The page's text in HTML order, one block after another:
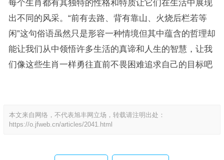
每个生肖都有其独特的性格和特质让它们在生活中展现
出不同的风采。“前有去路、背有靠山、火烧后栏若等
闲”这句俗语虽然只是形容一种情境但其中蕴含的哲理却
能让我们从中领悟许多生活的真谛和人生的智慧，让我
们像这些生肖一样勇往直前不畏困难追求自己的目标吧
本文来自网络，不代表旭丰网立场，转载请注明出处：
https://o.jfweb.cn/articles/2041.html